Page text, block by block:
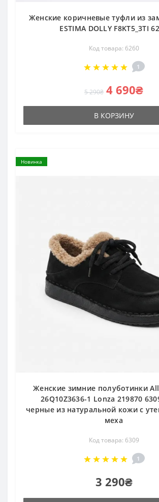
Женские коричневые туфли из
ESTIMA DOLLY F8KT5_3TI
Код товара: 6260
1
5 290₴ 4 690₴
В КОРЗИНУ
Новинка
Женские зимние полуботинки
26Q10Z3636-1 Lonza 219870
черные из натуральной кожи с
меха
Код товара: 6309
1
3 290₴